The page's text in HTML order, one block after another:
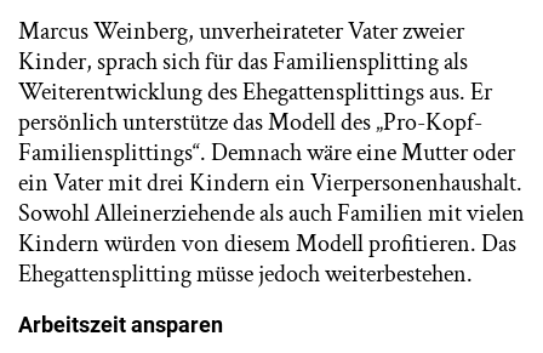
Marcus Weinberg, unverheirateter Vater zweier
Kinder, sprach sich für das Familiensplitting als
Weiterentwicklung des Ehegattensplittings aus. Er
persönlich unterstütze das Modell des „Pro-Kopf-
Familiensplittings“. Demnach wäre eine Mutter oder
ein Vater mit drei Kindern ein Vierpersonenhaushalt.
Sowohl Alleinerziehende als auch Familien mit vielen
Kindern würden von diesem Modell profitieren. Das
Ehegattensplitting müsse jedoch weiterbestehen.
Arbeitszeit ansparen